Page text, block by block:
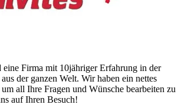
Firma mit 10jähriger Erfahrung in der
der ganzen Welt. Wir haben ein nettes
all Ihre Fragen und Wünsche bearbeiten zu
auf Ihren Besuch!